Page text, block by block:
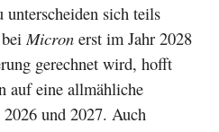
unterscheiden sich teils
Micron erst im Jahr 2028
gerechnet wird, hofft
auf eine allmähliche
und 2027. Auch